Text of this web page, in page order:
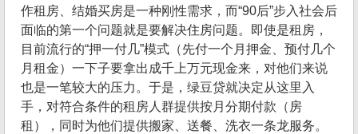
作租房、结婚买房是一种刚性需求，而“90后”步入社会后
面临的第一个问题就是要解决住房问题。即使是租房，
目前流行的“押一付几”模式（先付一个月押金、预付几个
月租金）一下子要拿出成千上万元现金来，对他们来说
也是一笔较大的压力。于是，绿豆贷就决定从这里入
手，对符合条件的租房人群提供按月分期付款（房
租），同时为他们提供搬家、送餐、洗衣一条龙服务。